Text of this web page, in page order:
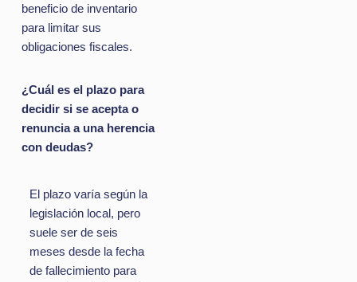
beneficio de inventario
para limitar sus
obligaciones fiscales.
¿Cuál es el plazo para
decidir si se acepta o
renuncia a una herencia
con deudas?
El plazo varía según la
legislación local, pero
suele ser de seis
meses desde la fecha
de fallecimiento para